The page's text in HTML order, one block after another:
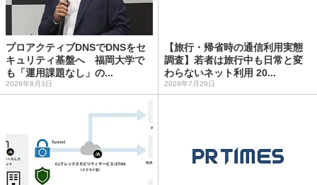
プロアクティブDNSでDNSをセ
キュリティ基盤へ 福岡大学で
も「運用課題なし」の...
2026年8月3日
【旅行・帰省時の通信利用実態
調査】若者は旅行中も日常と変
わらないネット利用 20...
2026年7月29日